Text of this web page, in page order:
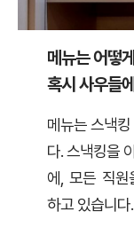
메뉴는 어떻
혹시 사우들
메뉴는 스낵
다. 스낵킹을
에, 모든 직원
하고 있습니다.